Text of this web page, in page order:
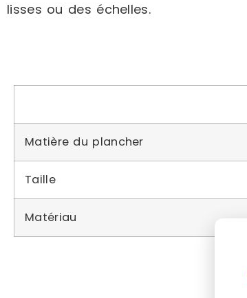
lisses ou des échelles.
Matière du plancher
Taille
Matériau